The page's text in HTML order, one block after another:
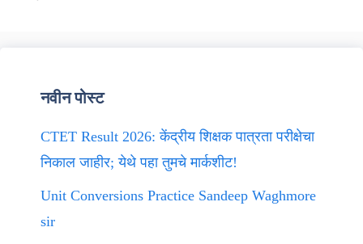
नवीन पोस्ट
CTET Result 2026: केंद्रीय शिक्षक पात्रता परीक्षेचा
निकाल जाहीर; येथे पहा तुमचे मार्कशीट!
Unit Conversions Practice Sandeep Waghmore
sir